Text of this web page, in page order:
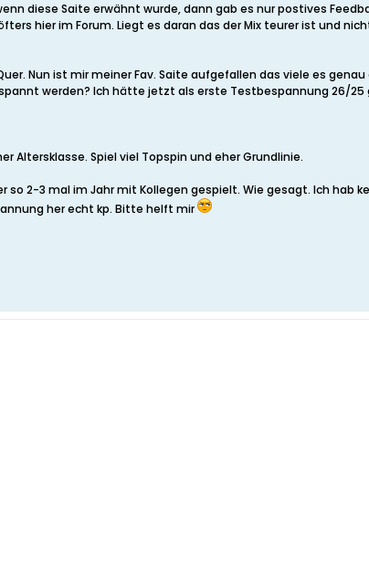
diese Saite erwähnt wurde, dann gab es nur postives
hier im Forum. Liegt es daran das der Mix teurer ist und
Nun ist mir meiner Fav. Saite aufgefallen das viele es
werden? Ich hätte jetzt als erste Testbespannung 26/25
Altersklasse. Spiel viel Topspin und eher Grundlinie.
2-3 mal im Jahr mit Kollegen gespielt. Wie gesagt. Ich hab
her echt kp. Bitte helft mir